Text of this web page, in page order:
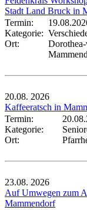
Stadt Land Bruck in
Termin:
Kategorie:
Ort:
20.08. 2026
Kaffeeratsch in
Termin:
Kategorie:
Ort:
23.08. 2026
Auf Umwegen zum
Mammendorf